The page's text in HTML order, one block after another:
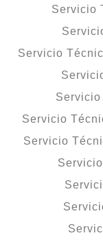
Servicio
Servicio
Servicio
Servicio